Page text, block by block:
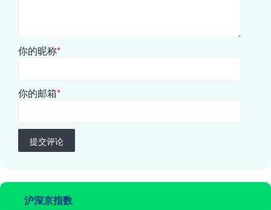
你的昵称*
你的邮箱*
提交评论
沪深京指数